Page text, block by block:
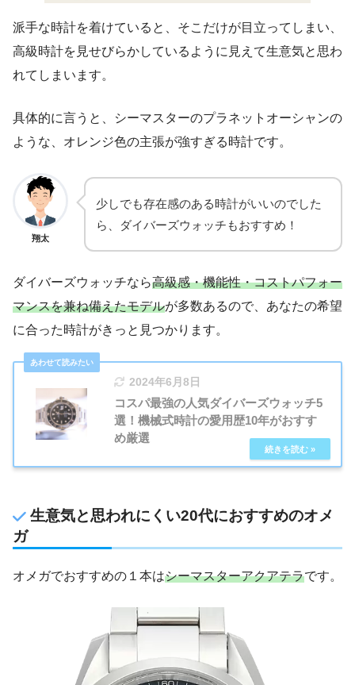
派手な時計を着けていると、そこだけが目立ってしまい、
高級時計を見せびらかしているように見えて生意気と思わ
れてしまいます。
具体的に言うと、シーマスターのプラネットオーシャンの
ような、オレンジ色の主張が強すぎる時計です。
翔太
少しでも存在感のある時計がいいのでした
ら、ダイバーズウォッチもおすすめ！
ダイバーズウォッチなら高級感・機能性・コストパフォー
マンスを兼ね備えたモデルが多数あるので、あなたの希望
に合った時計がきっと見つかります。
2024年6月8日
コスパ最強の人気ダイバーズウォッチ5
選！機械式時計の愛用歴10年がおすす
め厳選
生意気と思われにくい20代におすすめのオメ
ガ
オメガでおすすめの１本はシーマスターアクアテラです。